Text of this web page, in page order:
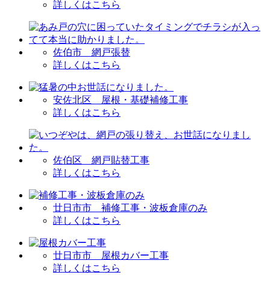
詳しくはこちら
佐伯市 網戸張替
詳しくはこちら
安佐北区 屋根・基礎補修工事
詳しくはこちら
佐伯区 網戸貼替工事
詳しくはこちら
廿日市市 補修工事・波板倉庫のみ
詳しくはこちら
廿日市市 屋根カバー工事
詳しくはこちら